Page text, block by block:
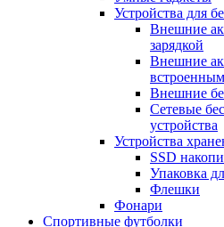
Устройства для
Внешние
зарядкой
Внешние
Внешние
Сетевые
устройства
Устройства
SSD
Упаковка
Флешки
Фонари
Спортивные футболки